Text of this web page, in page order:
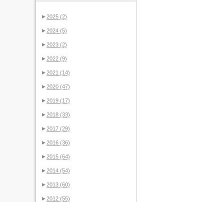
►2025 (2)
►2024 (5)
►2023 (2)
►2022 (9)
►2021 (14)
►2020 (47)
►2019 (17)
►2018 (33)
►2017 (29)
►2016 (36)
►2015 (64)
►2014 (54)
►2013 (60)
►2012 (55)